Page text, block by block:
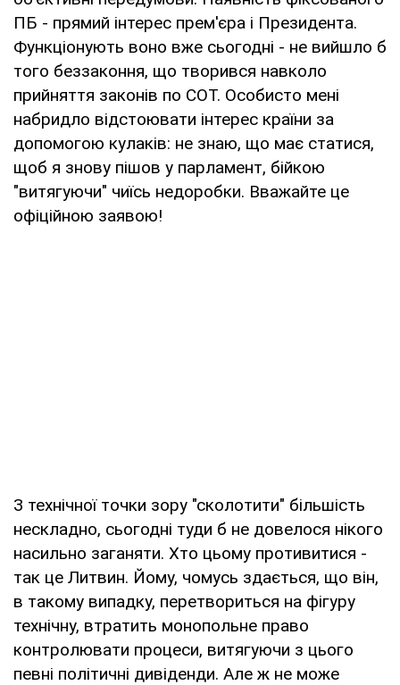
ПБ - прямий інтерес прем'єра і Президента.
Функціонують воно вже сьогодні - не вийшло б
того беззаконня, що творився навколо
прийняття законів по СОТ. Особисто мені
набридло відстоювати інтерес країни за
допомогою кулаків: не знаю, що має статися,
щоб я знову пішов у парламент, бійкою
"витягуючи" чиїсь недоробки. Вважайте це
офіційною заявою!
З технічної точки зору "сколотити" більшість
нескладно, сьогодні туди б не довелося нікого
насильно заганяти. Хто цьому противитися -
так це Литвин. Йому, чомусь здається, що він,
в такому випадку, перетвориться на фігуру
технічну, втратить монопольне право
контролювати процеси, витягуючи з цього
певні політичні дивіденди. Але ж не може